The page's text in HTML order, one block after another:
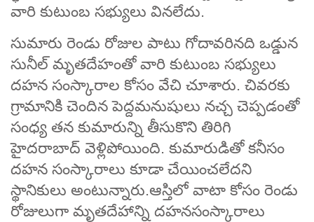
వారి కుటుంబ సభ్యులు వినలేదు.
సుమారు రెండు రోజుల పాటు గోదావరినది ఒడ్డున
సునీల్ మృతదేహంతో వారి కుటుంబ సభ్యులు
దహన సంస్కారాల కోసం వేచి చూశారు. చివరకు
గ్రామానికి చెందిన పెద్దమనుషులు నచ్చ చెప్పడంతో
సంధ్య తన కుమారున్ని తీసుకొని తిరిగి
హైదరాబాద్ వెళ్లిపోయింది. కుమారుడితో కనీసం
దహన సంస్కారాలు కూడా చేయించలేదని
స్థానికులు అంటున్నారు.ఆస్తిలో వాటా కోసం రెండు
రోజులుగా మృతదేహాన్ని దహనసంస్కారాలు